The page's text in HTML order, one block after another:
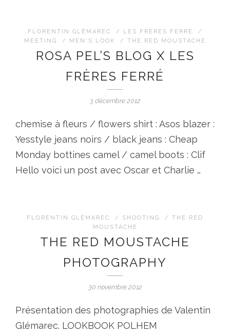
FLORENTIN GLÉMAREC / LES FRÈRES FERRÉ
/
MEETING
/ MEN'S LOOK / THE RED MOUSTACHE
ROSA PEL’S BLOG X LES
FRÈRES FERRÉ
3 décembre 2012
chemise à fleurs / flowers shirt : Asos blazer :
Yesstyle jeans noirs / black jeans : Cheap
Monday bottines camel / camel boots : Clif
Hello voici un post avec Oscar et Charlie …
FLORENTIN GLÉMAREC / SHOOTING / THE RED
MOUSTACHE
THE RED MOUSTACHE
PHOTOGRAPHY
30 novembre 2012
Présentation des photographies de Valentin
Glémarec. LOOKBOOK POLHEM